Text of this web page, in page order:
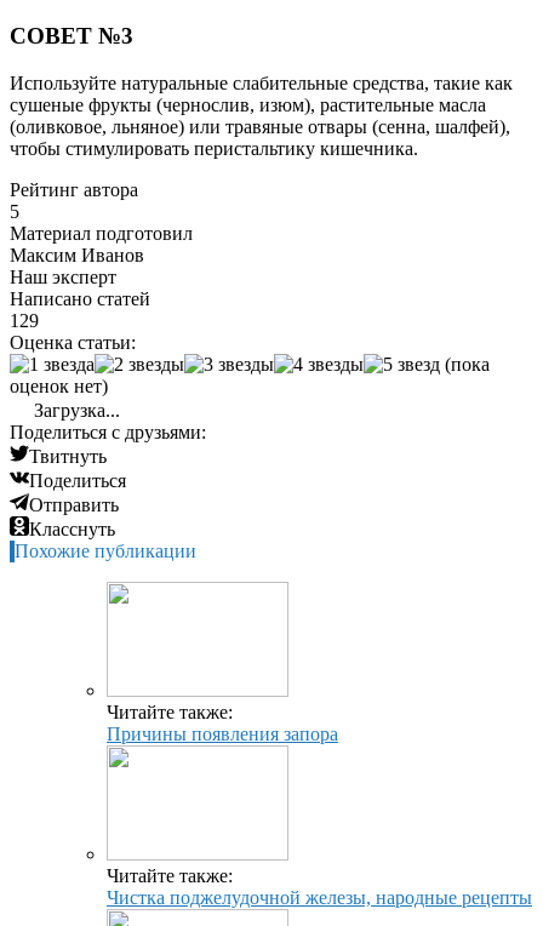
СОВЕТ №3
Используйте натуральные слабительные средства, такие как
сушеные фрукты (чернослив, изюм), растительные масла
(оливковое, льняное) или травяные отвары (сенна, шалфей),
чтобы стимулировать перистальтику кишечника.
Рейтинг автора
5
Материал подготовил
Максим Иванов
Наш эксперт
Написано статей
129
Оценка статьи:
(пока
оценок нет)
Загрузка...
Поделиться с друзьями:
Твитнуть
Поделиться
Отправить
Класснуть
Похожие публикации
Читайте также:
Причины появления запора
Читайте также:
Чистка поджелудочной железы, народные рецепты